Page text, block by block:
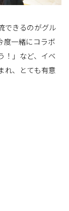
できるのがグル
度一緒にコラボ
！」など、イベ
れ、とても有意